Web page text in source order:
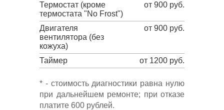
Термостат (кроме
термостата "No Frost")
от 900 руб.
Двигателя
вентилятора (без
кожуха)
от 900 руб.
Таймер от 1200 руб.
* - стоимость диагностики равна нулю
при дальнейшем ремонте; при отказе
платите 600 рублей.